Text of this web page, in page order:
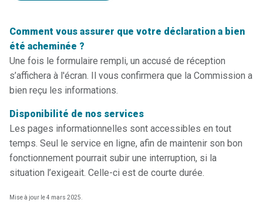
Comment vous assurer que votre déclaration a bien
été acheminée ?
Une fois le formulaire rempli, un accusé de réception
s’affichera à l'écran. Il vous confirmera que la Commission a
bien reçu les informations.
Disponibilité de nos services
Les pages informationnelles sont accessibles en tout
temps. Seul le service en ligne, afin de maintenir son bon
fonctionnement pourrait subir une interruption, si la
situation l’exigeait. Celle-ci est de courte durée.
Mise à jour le 4 mars 2025.